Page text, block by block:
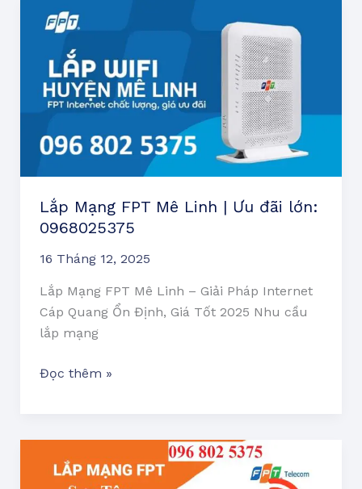
Lắp Mạng FPT Mê Linh | Ưu đãi lớn:
0968025375
16 Tháng 12, 2025
Lắp Mạng FPT Mê Linh – Giải Pháp Internet
Cáp Quang Ổn Định, Giá Tốt 2025 Nhu cầu
lắp mạng
Mạng
Linh
Ưu
đãi
lớn:
0968025375
Đọc thêm »
Mạng